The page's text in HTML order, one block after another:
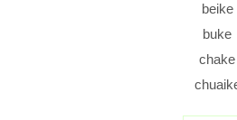
beike
buke
chake